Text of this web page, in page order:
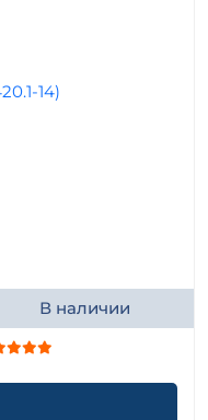
В наличии